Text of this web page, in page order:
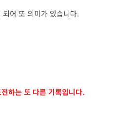
어 또 의미가 있습니다.
하는 또 다른 기록입니다.